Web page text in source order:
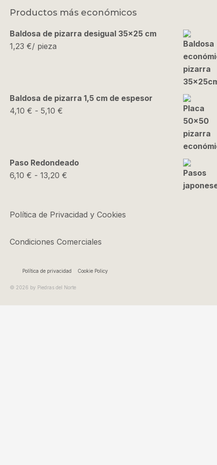
Productos más económicos
Baldosa de pizarra desigual 35x25 cm
1,23 €/ pieza
Baldosa de pizarra 1,5 cm de espesor
4,10 € - 5,10 €
4,10 €
hasta
Paso Redondeado
6,10 € - 13,20 €
desde
hasta
Política de Privacidad y Cookies
Condiciones Comerciales
Política de privacidad Cookie Policy
© 2026 by Piedras del Norte